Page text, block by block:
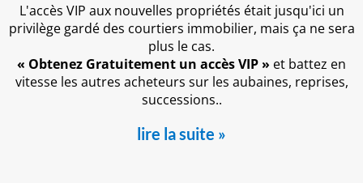
L'accès VIP aux nouvelles propriétés était jusqu'ici un
privilège gardé des courtiers immobilier, mais ça ne sera
plus le cas.
« Obtenez Gratuitement un accès VIP » et battez en
vitesse les autres acheteurs sur les aubaines, reprises,
successions..
lire la suite »